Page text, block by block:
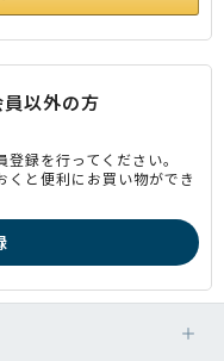
以外の方
録を行ってください。
くと便利にお買い物ができ